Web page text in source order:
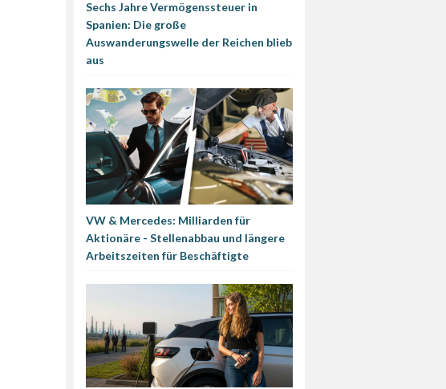
Sechs Jahre Vermögenssteuer in
Spanien: Die große
Auswanderungswelle der Reichen blieb
aus
VW & Mercedes: Milliarden für
Aktionäre - Stellenabbau und längere
Arbeitszeiten für Beschäftigte